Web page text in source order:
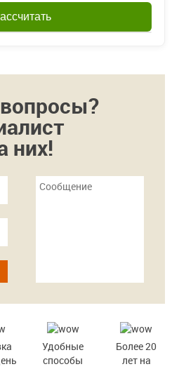
них!
Удобные
способы
Более 20
лет на